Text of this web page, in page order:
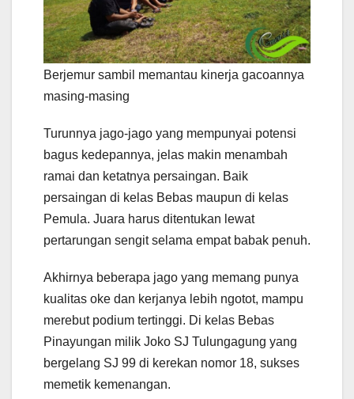
Berjemur sambil memantau kinerja gacoannya
masing-masing
Turunnya jago-jago yang mempunyai potensi
bagus kedepannya, jelas makin menambah
ramai dan ketatnya persaingan. Baik
persaingan di kelas Bebas maupun di kelas
Pemula. Juara harus ditentukan lewat
pertarungan sengit selama empat babak penuh.
Akhirnya beberapa jago yang memang punya
kualitas oke dan kerjanya lebih ngotot, mampu
merebut podium tertinggi. Di kelas Bebas
Pinayungan milik Joko SJ Tulungagung yang
bergelang SJ 99 di kerekan nomor 18, sukses
memetik kemenangan.